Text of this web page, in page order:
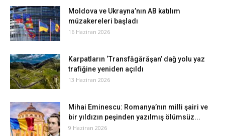
Moldova ve Ukrayna’nın AB katılım
müzakereleri başladı
16 Haziran 2026
Karpatların ‘Transfăgărăşan’ dağ yolu yaz
trafiğine yeniden açıldı
13 Haziran 2026
Mihai Eminescu: Romanya’nın milli şairi ve
bir yıldızın peşinden yazılmış ölümsüz...
9 Haziran 2026